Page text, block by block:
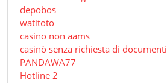
depobos
watitoto
casino non aams
casinò senza richiesta di documenti
PANDAWA77
Hotline 2